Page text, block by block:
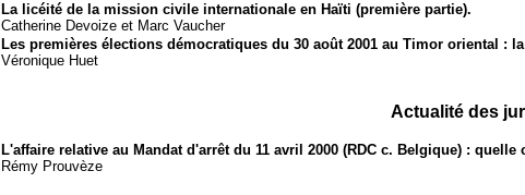
La licéité de la mission civile internationale en Haïti (première partie).
Catherine Devoize et Marc Vaucher
Les premières élections démocratiques du 30 août 2001 au Timor oriental :
Véronique Huet
Actualité des
L'affaire relative au Mandat d'arrêt du 11 avril 2000 (RDC c. Belgique) :
Rémy Prouvèze